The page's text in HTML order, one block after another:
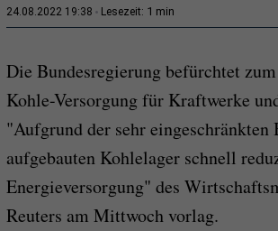
24.08.2022 19:38 Lesezeit: 1 min
Die Bundesregierung befürchtet
Kohle-Versorgung für Kraftwerke
"Aufgrund der sehr
aufgebauten Kohlelager schnell
Energieversorgung" des
Reuters am Mittwoch vorlag.